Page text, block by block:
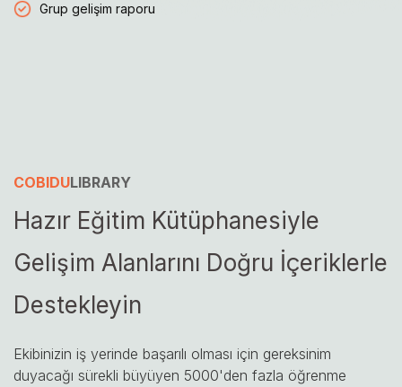
Grup gelişim raporu
COBIDULIBRARY
Hazır Eğitim Kütüphanesiyle
Gelişim Alanlarını Doğru İçeriklerle
Destekleyin
Ekibinizin iş yerinde başarılı olması için gereksinim
duyacağı sürekli büyüyen 5000'den fazla öğrenme